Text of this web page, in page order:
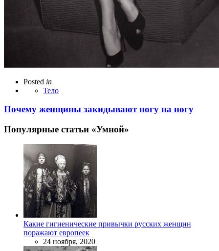
Posted in
Тело
Почему женщины закидывают ногу на ногу
Популярные статьи «Умной»
Какие гигиенические привычки русских женщин
поражают европеек
24 ноября, 2020